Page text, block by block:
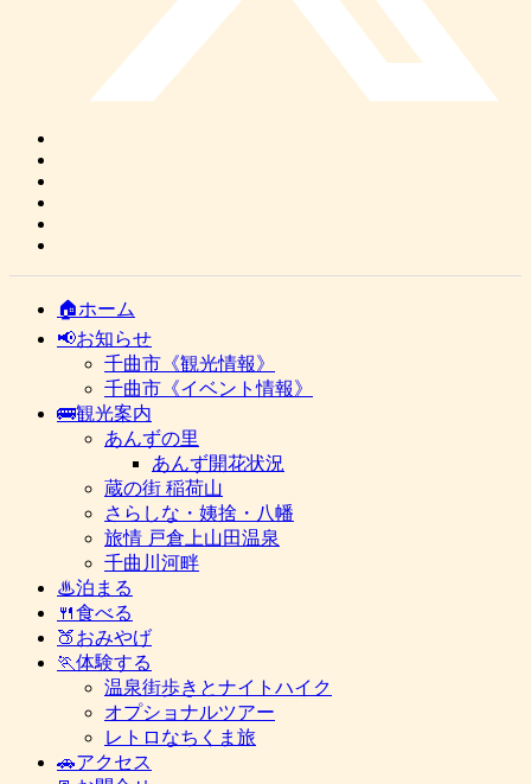
🏠ホーム
📢お知らせ
千曲市《観光情報》
千曲市《イベント情報》
🚌観光案内
あんずの里
あんず開花状況
蔵の街 稲荷山
さらしな・姨捨・八幡
旅情 戸倉上山田温泉
千曲川河畔
♨泊まる
🍴食べる
🍑おみやげ
🏃体験する
温泉街歩きとナイトハイク
オプショナルツアー
レトロなちくま旅
🚗アクセス